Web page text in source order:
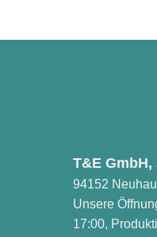
T&E GmbH,
94152
Unsere
17:00,